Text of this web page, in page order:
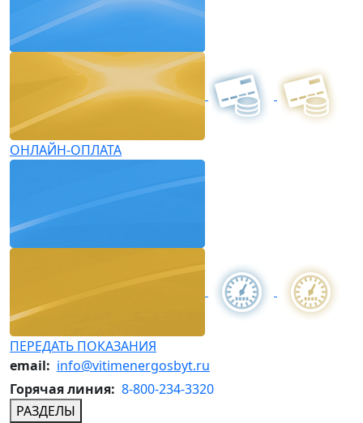
ОНЛАЙН-ОПЛАТА
ПЕРЕДАТЬ ПОКАЗАНИЯ
email: info@vitimenergosbyt.ru
Горячая линия: 8-800-234-3320
РАЗДЕЛЫ